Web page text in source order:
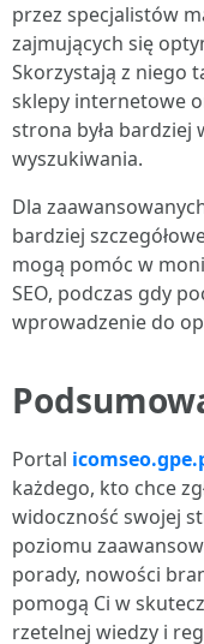
przez specjalistów
zajmujących się
Skorzystają z niego
sklepy internetowe
strona była bardziej
wyszukiwania.
Dla
bardziej
mogą pomóc w
SEO, podczas gdy
wprowadzenie do
Portal
każdego, kto chce
widoczność swojej
poziomu
porady, nowości
pomogą Ci w
rzetelnej wiedzy i